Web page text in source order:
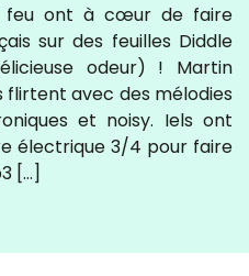
feu ont à cœur de faire
sur des feuilles Diddle
odeur) ! Martin
flirtent avec des mélodies
et noisy. Iels ont
électrique 3/4 pour faire
[…]